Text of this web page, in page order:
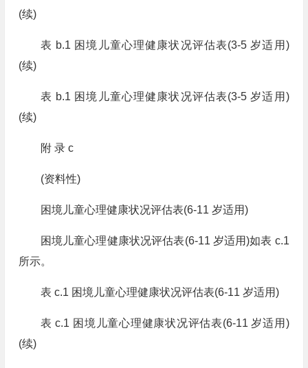
(续)
表 b.1 困境儿童心理健康状况评估表(3-5 岁适用)
(续)
表 b.1 困境儿童心理健康状况评估表(3-5 岁适用)
(续)
附 录 c
(资料性)
困境儿童心理健康状况评估表(6-11 岁适用)
困境儿童心理健康状况评估表(6-11 岁适用)如表 c.1
所示。
表 c.1 困境儿童心理健康状况评估表(6-11 岁适用)
表 c.1 困境儿童心理健康状况评估表(6-11 岁适用)
(续)